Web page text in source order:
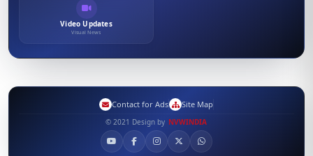
Video Updates
Visual News
Contact for Ads Site Map
© 2021 Design by NVWINDIA